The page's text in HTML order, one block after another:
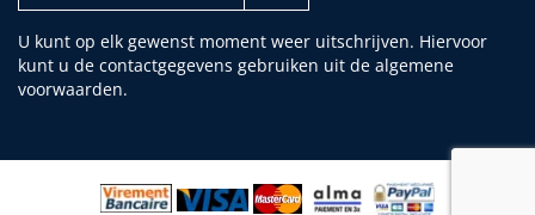
U kunt op elk gewenst moment weer uitschrijven. Hiervoor
kunt u de contactgegevens gebruiken uit de algemene
voorwaarden.